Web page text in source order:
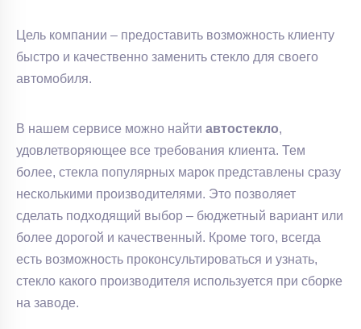
Цель компании – предоставить возможность клиенту
быстро и качественно заменить стекло для своего
автомобиля.
В нашем сервисе можно найти автостекло,
удовлетворяющее все требования клиента. Тем
более, стекла популярных марок представлены сразу
несколькими производителями. Это позволяет
сделать подходящий выбор – бюджетный вариант или
более дорогой и качественный. Кроме того, всегда
есть возможность проконсультироваться и узнать,
стекло какого производителя используется при сборке
на заводе.